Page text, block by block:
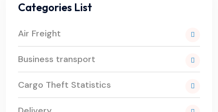
Categories List
Air Freight
Business transport
Cargo Theft Statistics